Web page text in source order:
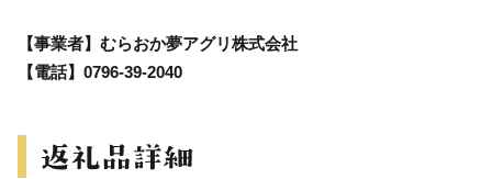
【事業者】むらおか夢アグリ株式会社
【電話】0796-39-2040